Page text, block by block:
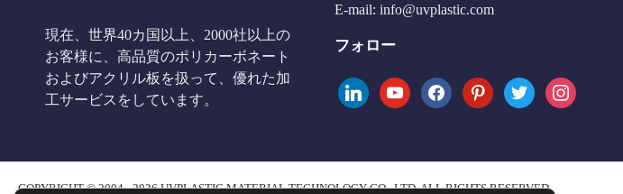
現在、世界40カ国以上、2000社以上の
お客様に、高品質のポリカーボネート
およびアクリル板を扱って、優れた加
工サービスをしています。
E-mail: info@uvplastic.com
フォロー
linkedinyoutubefacebookpinteresttwitter instagram
COPYRIGHT © 2004 - 2026 UVPLASTIC MATERIAL TECHNOLOGY CO., LTD. ALL RIGHTS RESERVED